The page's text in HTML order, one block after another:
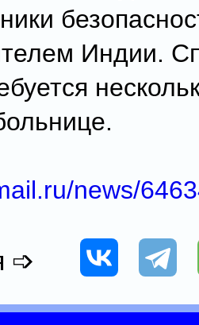
Индии.
news/
➩